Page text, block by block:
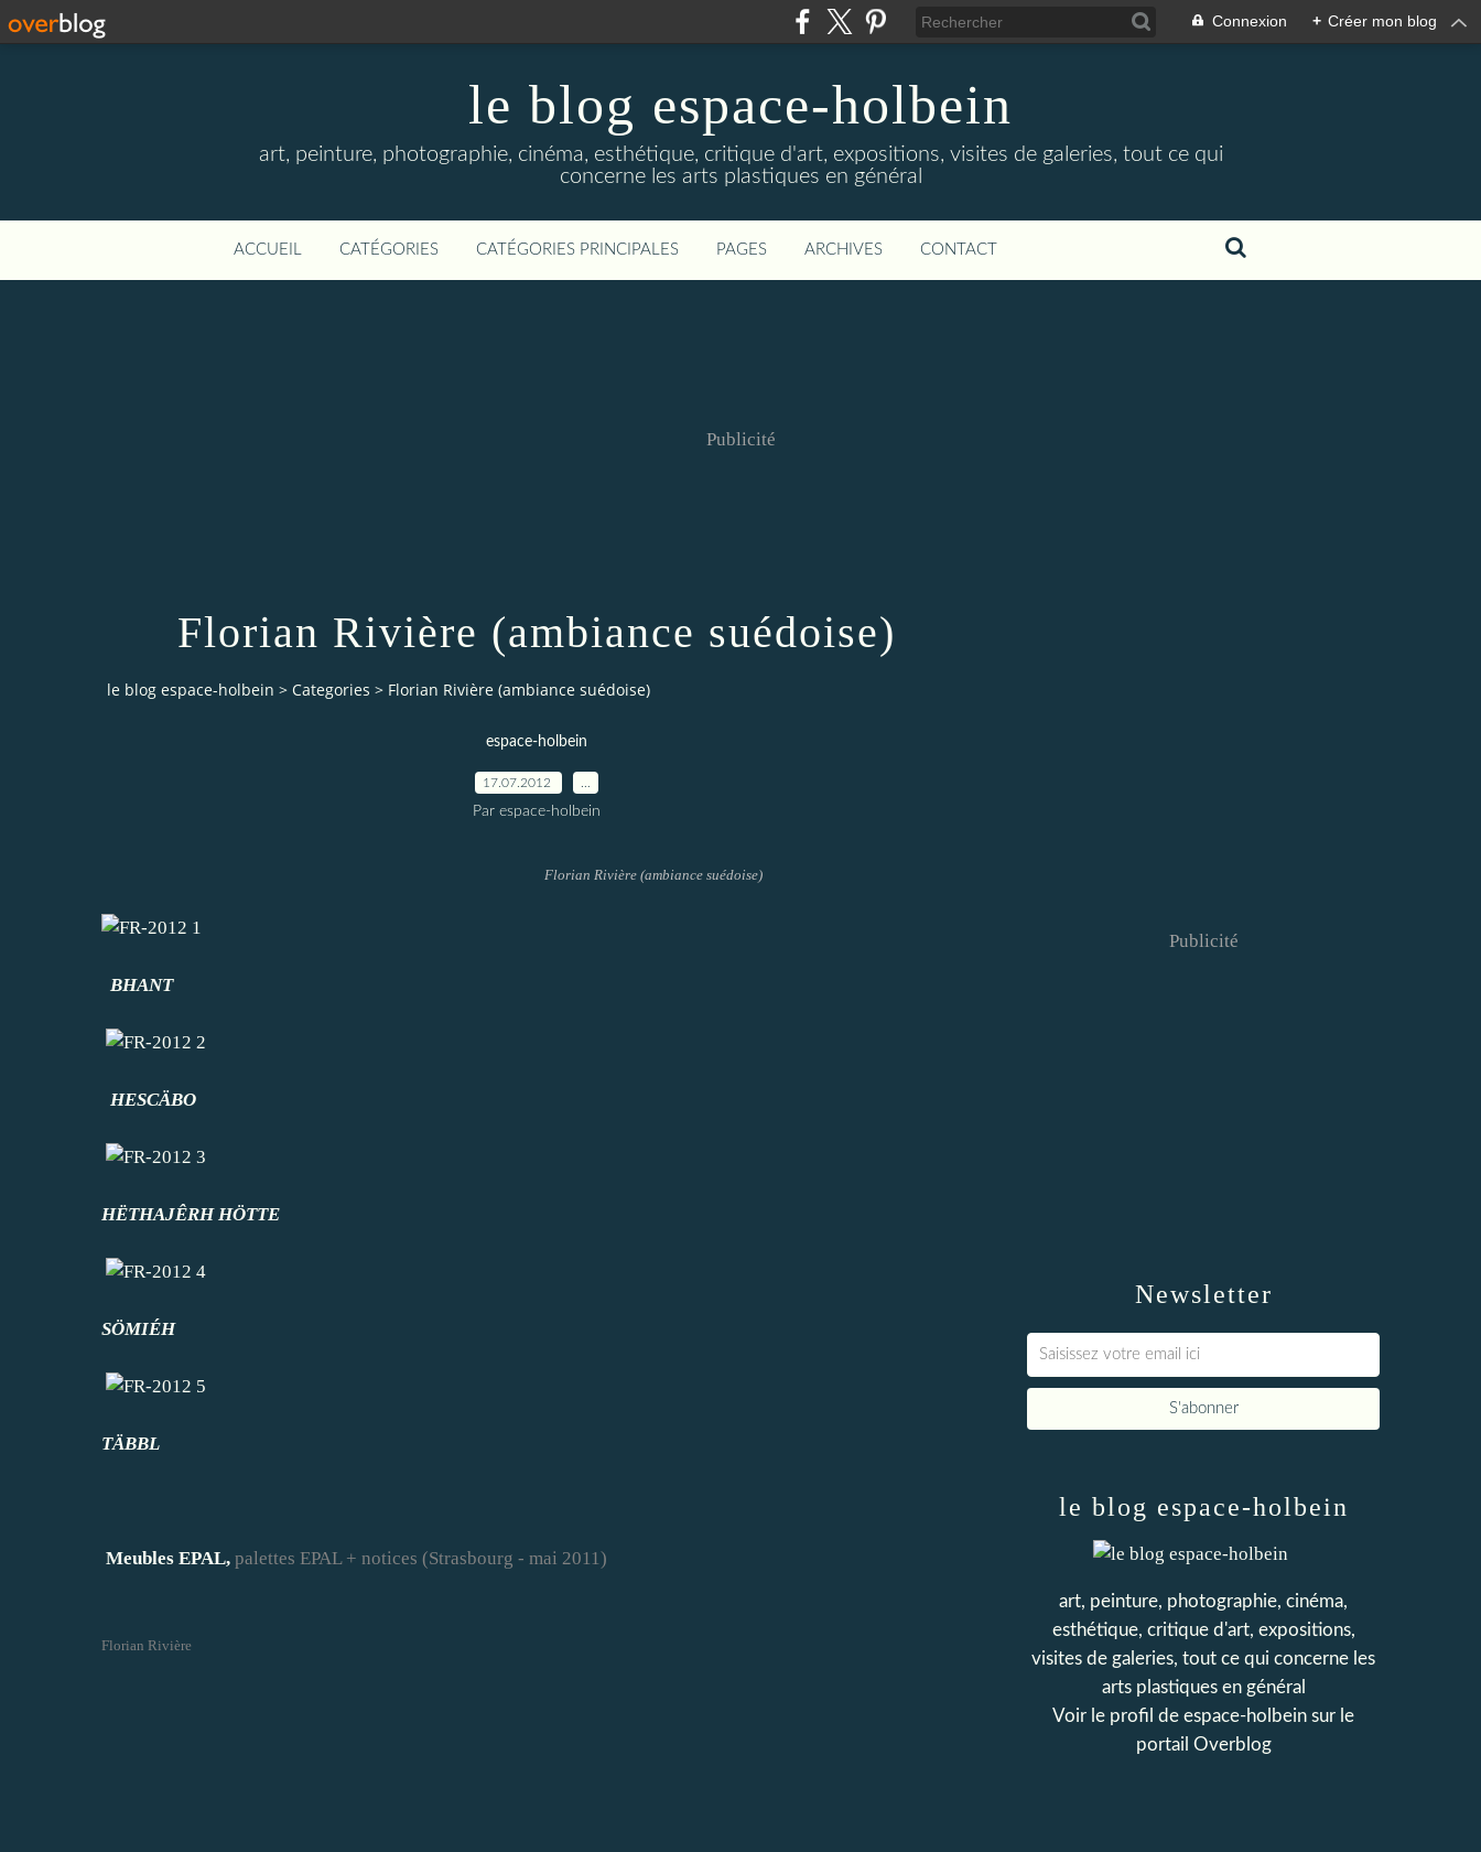
Connexion + Créer mon blog
le blog espace-holbein
art, peinture, photographie, cinéma, esthétique, critique d'art, expositions, visites de galeries, tout ce qui
concerne les arts plastiques en général
ACCUEIL CATÉGORIES CATÉGORIES PRINCIPALES PAGES ARCHIVES CONTACT
Publicité
Florian Rivière (ambiance suédoise)
le blog espace-holbein > Categories > Florian Rivière (ambiance suédoise)
espace-holbein
17.07.2012
Par espace-holbein
Florian Rivière (ambiance suédoise)
BHANT
HESCÄBO
HËTHAJÊRH HÖTTE
SÖMIÉH
TÄBBL
Meubles EPAL, palettes EPAL + notices (Strasbourg - mai 2011)
Florian Rivière
Newsletter
Publicité
le blog espace-holbein
art, peinture, photographie, cinéma,
esthétique, critique d'art, expositions,
visites de galeries, tout ce qui concerne les
arts plastiques en général
Voir le profil de espace-holbein sur le
portail Overblog